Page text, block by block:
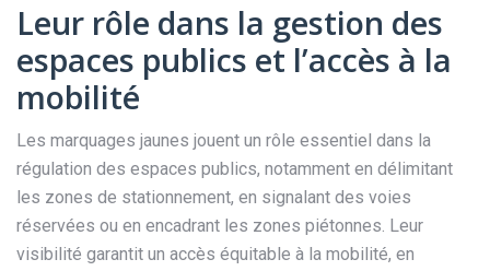
Leur rôle dans la gestion des
espaces publics et l’accès à la
mobilité
Les marquages jaunes jouent un rôle essentiel dans la
régulation des espaces publics, notamment en délimitant
les zones de stationnement, en signalant des voies
réservées ou en encadrant les zones piétonnes. Leur
visibilité garantit un accès équitable à la mobilité, en